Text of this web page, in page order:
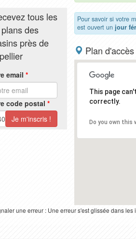
tous les
des
près de
email *
code postal *
Pour savoir si votre
est ouvert un jour
Plan d'accès
This page
correctly.
Do you own this
une erreur : Une erreur s'est glissée dans